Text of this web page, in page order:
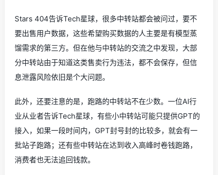
Stars 404告诉Tech星球，很多中转站都会被问过，要不
要出售用户数据，这些希望购买数据的人主要是有模型蒸
馏需求的第三方。但在他与中转站的交流之中发现，大部
分中转站由于知道这类售卖行为违法，都不会保存，但信
息泄露风险依旧是个大问题。
此外，还要注意的是，跑路的中转站不在少数。一位AI行
业从业者告诉Tech星球，有些小中转站可能只提供GPT的
接入，如果一段时间内，GPT封号封的比较多，就会有一
批站子跑路；还有些中转站在达到收入高峰时卷钱跑路，
消费者也无法追回钱款。